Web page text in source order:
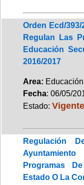
Orden Ecd/
Regulan Las
Educación
2016/2017
Area:
Fecha: 06/05/
Estado: Vigente
Regulación
Programas
Estado O La